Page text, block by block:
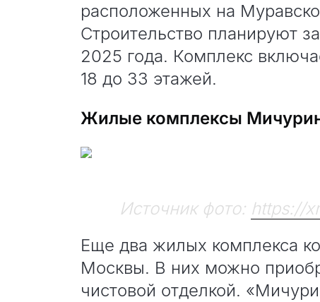
расположенных на
Строительство планируют
2025 года. Комплекс
18 до 33 этажей.
Жилые комплексы
Источник фото: https://
Еще два жилых комплекса
Москвы. В них можно
чистовой отделкой.